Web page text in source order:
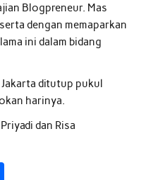
Blogpreneur. Mas
dengan memaparkan
ini dalam bidang
ditutup pukul
harinya.
dan Risa